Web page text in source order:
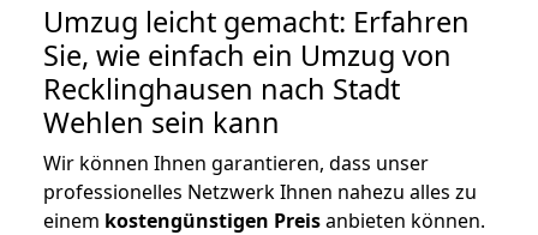
Umzug leicht gemacht: Erfahren
Sie, wie einfach ein Umzug von
Recklinghausen nach Stadt
Wehlen sein kann
Wir können Ihnen garantieren, dass unser
professionelles Netzwerk Ihnen nahezu alles zu
einem kostengünstigen Preisanbieten können.